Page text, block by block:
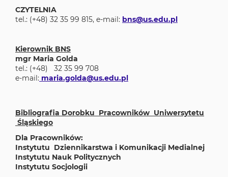
CZYTELNIA
tel.: (+48) 32 35 99 815, e-mail: bns@us.edu.pl
Kierownik BNS
mgr Maria Golda
tel.: (+48) 32 35 99 708
e-mail: maria.golda@us.edu.pl
Bibliografia Dorobku Pracowników Uniwersytetu
Śląskiego
Dla Pracowników:
Instytutu Dziennikarstwa i Komunikacji Medialnej
Instytutu Nauk Politycznych
Instytutu Socjologii